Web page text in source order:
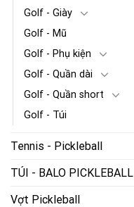
Golf - Giày
Golf - Mũ
Golf - Phụ kiện
Golf - Quần dài
Golf - Quần short
Golf - Túi
Tennis - Pickleball
TÚI - BALO PICKLEBALL
Vợt Pickleball